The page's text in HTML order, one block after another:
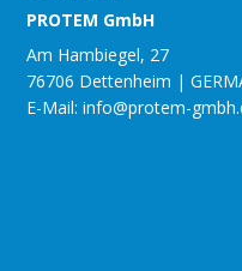
PROTEM GmbH
Am Hambiegel, 27
76706 Dettenheim |
E-Mail: info@protem-